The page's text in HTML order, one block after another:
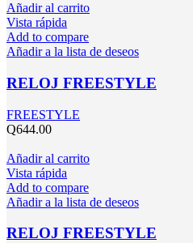
Añadir al carrito
Vista rápida
Add to compare
Añadir a la lista de deseos
RELOJ FREESTYLE
FREESTYLE
Q644.00
Añadir al carrito
Vista rápida
Add to compare
Añadir a la lista de deseos
RELOJ FREESTYLE